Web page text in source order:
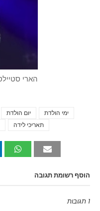
הארי
יום הולדת
ימי הולדת
תאריכי לידה
הוסף רשומת תגובה
1 תגובות